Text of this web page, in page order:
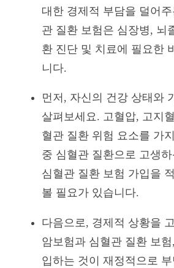
대한 경제적 부담을 덜어
관 질환 보험은 심장병, 뇌
환 진단 및 치료에 필요한
니다.
먼저, 자신의 건강 상태와
살펴보세요. 고혈압, 고지
혈관 질환 위험 요소를 가
중 심혈관 질환으로 고생
심혈관 질환 보험 가입을
볼 필요가 있습니다.
다음으로, 경제적 상황을
암보험과 심혈관 질환 보
입하는 것이 재정적으로